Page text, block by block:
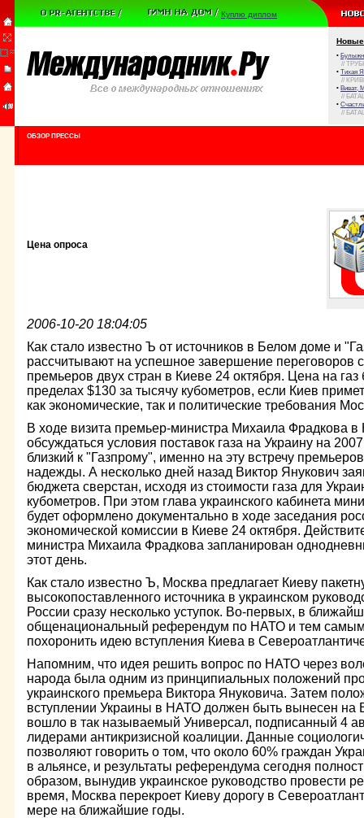
Куплю диплом
Новые
•
//
• Тихая
//
• Виват,
//
•
//
ОБЗОР ПРЕССЫ
Цена опроса
2006-10-20 18:04:05
Как стало известно Ъ от источников в Белом доме и
рассчитывают на успешное завершение переговоров с
премьеров двух стран в Киеве 24 октября. Цена на газ
пределах $130 за тысячу кубометров, если Киев
как экономические, так и политические требования
В ходе визита премьер-министра Михаила Фрадкова в
обсуждаться условия поставок газа на Украину на
близкий к "Газпрому", именно на эту встречу
надежды. А несколько дней назад Виктор Янукович
бюджета сверстан, исходя из стоимости газа для
кубометров. При этом глава украинского кабинета
будет оформлено документально в ходе заседания
экономической комиссии в Киеве 24 октября.
министра Михаила Фрадкова запланирован
этот день.
Как стало известно Ъ, Москва предлагает Киеву
высокопоставленного источника в украинском
России сразу несколько уступок. Во-первых, в
общенациональный референдум по НАТО и тем
похоронить идею вступления Киева в
Напомним, что идея решить вопрос по НАТО через
народа была одним из принципиальных положений
украинского премьера Виктора Януковича. Затем
вступлении Украины в НАТО должен быть вынесен на
вошло в так называемый Универсал, подписанный 4
лидерами антикризисной коалиции. Данные
позволяют говорить о том, что около 60% граждан
в альянсе, и результаты референдума сегодня
образом, вынудив украинское руководство провести
время, Москва перекроет Киеву дорогу в
мере на ближайшие годы.